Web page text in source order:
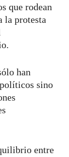
que rodean
la protesta
han
sino
entre